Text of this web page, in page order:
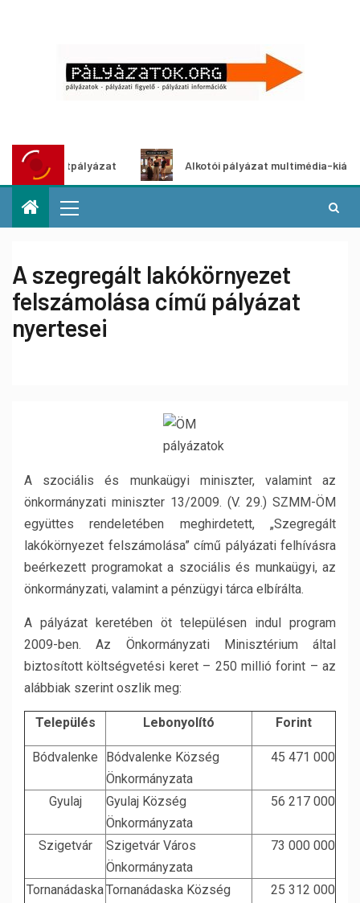
ötletpályázat Alkotói pályázat multimédia-kiállításhoz
A szegregált lakókörnyezet
felszámolása című pályázat
nyertesei
A szociális és munkaügyi miniszter, valamint az
önkormányzati miniszter 13/2009. (V. 29.) SZMM-ÖM
együttes rendeletében meghirdetett, „Szegregált
lakókörnyezet felszámolása” című pályázati felhívásra
beérkezett programokat a szociális és munkaügyi, az
önkormányzati, valamint a pénzügyi tárca elbírálta.
A pályázat keretében öt településen indul program
2009-ben. Az Önkormányzati Minisztérium által
biztosított költségvetési keret – 250 millió forint – az
alábbiak szerint oszlik meg:
Település Lebonyolító Forint
Bódvalenke
Bódvalenke Község
Önkormányzata
45 471 000
Gyulaj
Gyulaj Község
Önkormányzata
56 217 000
Szigetvár
Szigetvár Város
Önkormányzata
73 000 000
TornanádaskaTornanádaska Község
25 312 000